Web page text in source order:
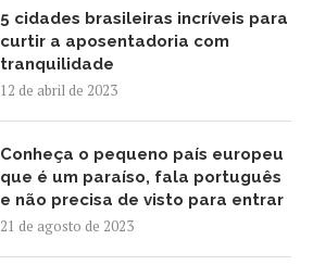
5 cidades brasileiras incríveis para
curtir a aposentadoria com
tranquilidade
12 de abril de 2023
Conheça o pequeno país europeu
que é um paraíso, fala português
e não precisa de visto para entrar
21 de agosto de 2023